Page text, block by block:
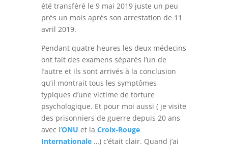
été transféré le 9 mai 2019 juste un peu
près un mois après son arrestation de 11
avril 2019.
Pendant quatre heures les deux médecins
ont fait des examens séparés l’un de
l’autre et ils sont arrivés à la conclusion
qu’il montrait tous les symptômes
typiques d’une victime de torture
psychologique. Et pour moi aussi ( je visite
des prisonniers de guerre depuis 20 ans
avec l’ONU et la Croix-Rouge
Internationale …) c’était clair. Quand j’ai